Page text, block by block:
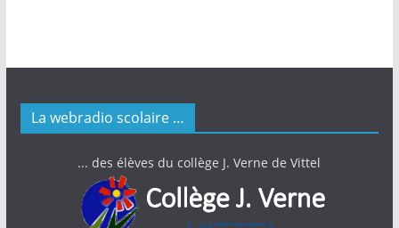
La webradio scolaire …
... des élèves du collège J. Verne de Vittel